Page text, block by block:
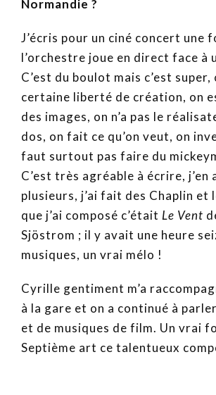
Normandie ?
J’écris pour un ciné concert une
l’orchestre joue en direct face à
C’est du boulot mais c’est super,
certaine liberté de création, on
des images, on n’a pas le
dos, on fait ce qu’on veut, on
faut surtout pas faire du
C’est très agréable à écrire, j’en
plusieurs, j’ai fait des Chaplin et
que j’ai composé c’était Le Vent
Sjöstrom ; il y avait une heure
musiques, un vrai mélo !
Cyrille gentiment m’a
à la gare et on a continué à
et de musiques de film. Un vrai
Septième art ce talentueux